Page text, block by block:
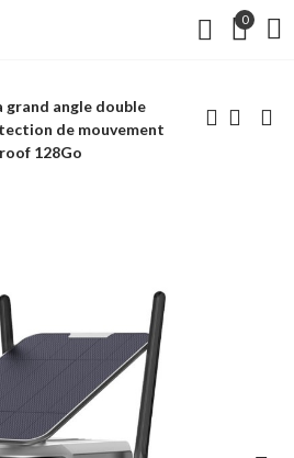
0
angle double
de mouvement
128Go